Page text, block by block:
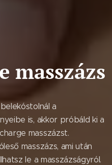
masszázs
a
is, akkor próbáld ki a
masszázst.
masszázs, ami után
le a masszázságyról.